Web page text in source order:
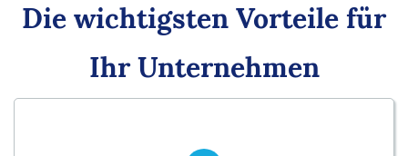
Die wichtigsten Vorteile für
Ihr Unternehmen